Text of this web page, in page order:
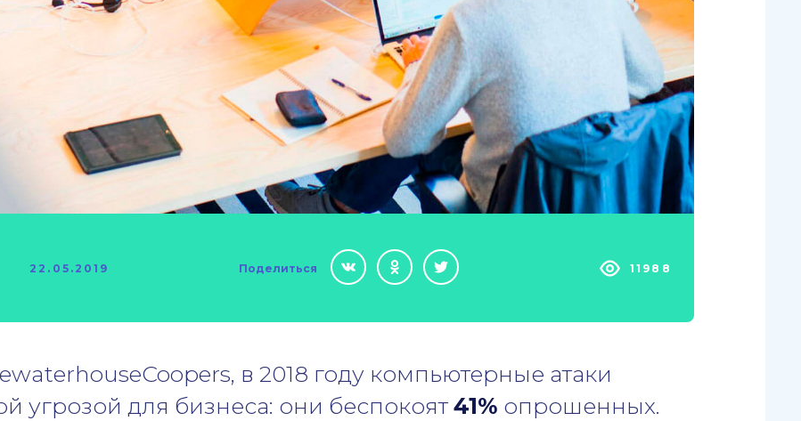
22.05.2019 Поделиться 11988
в 2018 году компьютерные атаки
угрозой для бизнеса: они беспокоят41% опрошенных.